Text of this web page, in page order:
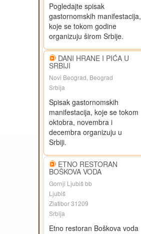
Pogledajte spisak
gastornomskih manifestacija,
koje se tokom godine
organizuju širom Srbije.
DANI HRANE I PIĆA U
SRBIJI
Novi Beograd, Beograd
Srbija
Spisak gastornomskih
manifestacija, koje se tokom
oktobra, novembra i
decembra organizuju u
Srbiji.
ETNO RESTORAN
BOŠKOVA VODA
Gornji Ljubiš bb
Ljubiš
Zlatibor 31209
Srbija
Etno restoran Boškova voda